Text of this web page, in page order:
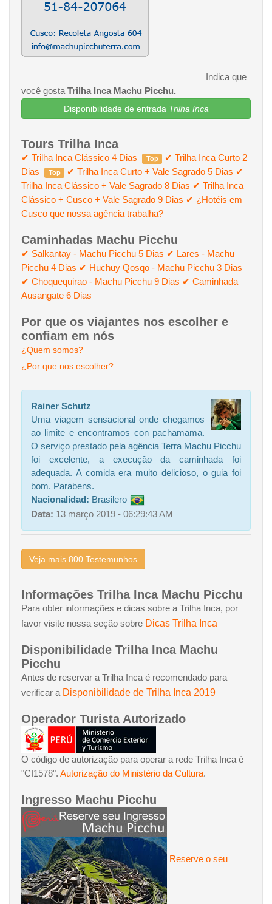
Indica que
você gosta Trilha Inca Machu Picchu.
Disponibilidade de entrada Trilha Inca
Tours Trilha Inca
✔ Trilha Inca Clássico 4 Dias Top
✔ Trilha Inca Curto 2
Dias
Top ✔ Trilha Inca Curto + Vale Sagrado 5 Dias ✔
Trilha Inca Clássico + Vale Sagrado 8 Dias ✔ Trilha Inca
Clássico + Cusco + Vale Sagrado 9 Dias ✔ ¿Hotéis em
Cusco que nossa agência trabalha?
Caminhadas Machu Picchu
✔ Salkantay - Machu Picchu 5 Dias ✔ Lares - Machu
Picchu 4 Dias ✔ Huchuy Qosqo - Machu Picchu 3 Dias
✔ Choquequirao - Machu Picchu 9 Dias ✔ Caminhada
Ausangate 6 Dias
Por que os viajantes nos escolher e
confiam em nós
¿Quem somos?
¿Por que nos escolher?
Rainer Schutz
Uma viagem sensacional onde chegamos
ao limite e encontramos con pachamama.
O serviço prestado pela agência Terra Machu Picchu
foi excelente, a execução da caminhada foi
adequada. A comida era muito delicioso, o guia foi
bom. Parabens.
Nacionalidad: Brasilero
Data: 13 março 2019 - 06:29:43 AM
Veja mais 800 Testemunhos
Informações Trilha Inca Machu Picchu
Para obter informações e dicas sobre a Trilha Inca, por
favor visite nossa seção sobre Dicas Trilha Inca
Disponibilidade Trilha Inca Machu
Picchu
Antes de reservar a Trilha Inca é recomendado para
verificar a Disponibilidade de Trilha Inca 2019
Operador Turista Autorizado
O código de autorização para operar a rede Trilha Inca é
"CI1578". Autorização do Ministério da Cultura.
Ingresso Machu Picchu
Reserve o seu